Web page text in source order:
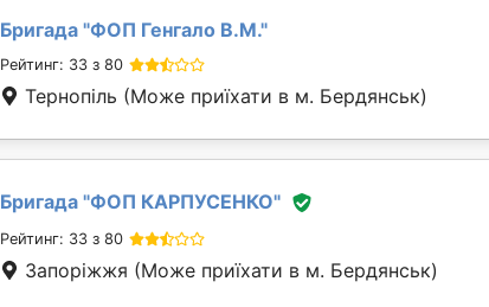
Бригада "ФОП Генгало В.М."
Рейтинг: 33 з 80
Тернопіль (Може приїхати в м. Бердянськ)
Бригада "ФОП КАРПУСЕНКО"
Рейтинг: 33 з 80
Запоріжжя (Може приїхати в м. Бердянськ)